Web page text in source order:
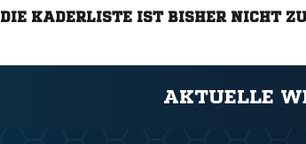
DIE KADERLISTE IST BISHER NICHT
AKTUELLE